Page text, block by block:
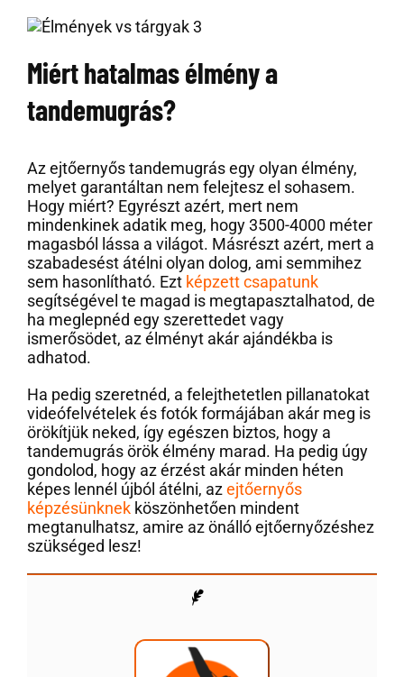
Miért hatalmas élmény a
tandemugrás?
Az ejtőernyős tandemugrás egy olyan élmény,
melyet garantáltan nem felejtesz el sohasem.
Hogy miért? Egyrészt azért, mert nem
mindenkinek adatik meg, hogy 3500-4000 méter
magasból lássa a világot. Másrészt azért, mert a
szabadesést átélni olyan dolog, ami semmihez
sem hasonlítható. Ezt képzett csapatunk
segítségével te magad is megtapasztalhatod, de
ha meglepnéd egy szerettedet vagy
ismerősödet, az élményt akár ajándékba is
adhatod.
Ha pedig szeretnéd, a felejthetetlen pillanatokat
videófelvételek és fotók formájában akár meg is
örökítjük neked, így egészen biztos, hogy a
tandemugrás örök élmény marad. Ha pedig úgy
gondolod, hogy az érzést akár minden héten
képes lennél újból átélni, azejtőernyős
képzésünknek köszönhetően mindent
megtanulhatsz, amire az önálló ejtőernyőzéshez
szükséged lesz!